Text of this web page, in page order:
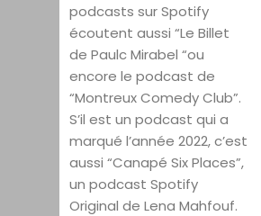
podcasts sur Spotify
écoutent aussi “Le Billet
de Paulc Mirabel “ou
encore le podcast de
“Montreux Comedy Club”.
S’il est un podcast qui a
marqué l’année 2022, c’est
aussi “Canapé Six Places”,
un podcast Spotify
Original de Lena Mahfouf.